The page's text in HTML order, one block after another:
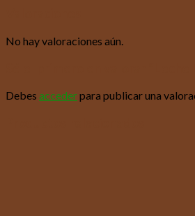
No hay valoraciones aún.
Debes accederpara publicar una